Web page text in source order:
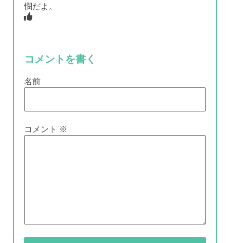
憫だよ。
コメントを書く
名前
コメント ※